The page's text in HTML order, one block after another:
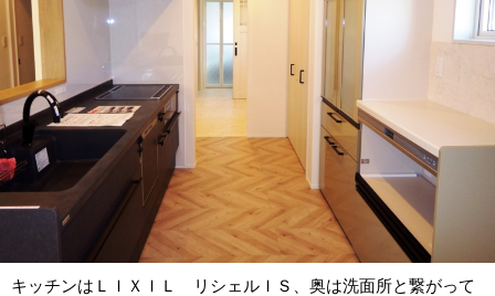
キッチンはＬＩＸＩＬ リシェルＩＳ、奥は洗面所と繋がって